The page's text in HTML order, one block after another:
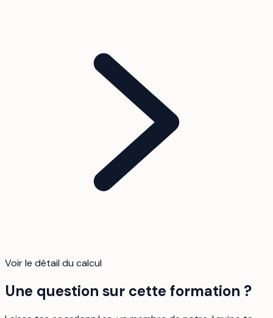
Voir le détail du calcul
Une question sur cette formation ?